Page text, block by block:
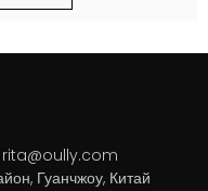
rita@oully.com
Гуанчжоу, Китай